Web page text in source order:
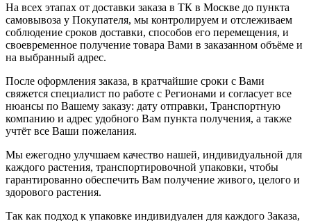
На всех этапах от доставки заказа в ТК в Москве до пункта
самовывоза у Покупателя, мы контролируем и отслеживаем
соблюдение сроков доставки, способов его перемещения, и
своевременное получение товара Вами в заказанном объёме и
на выбранный адрес.
После оформления заказа, в кратчайшие сроки с Вами
свяжется специалист по работе с Регионами и согласует все
нюансы по Вашему заказу: дату отправки, Транспортную
компанию и адрес удобного Вам пункта получения, а также
учтёт все Ваши пожелания.
Мы ежегодно улучшаем качество нашей, индивидуальной для
каждого растения, транспортировочной упаковки, чтобы
гарантированно обеспечить Вам получение живого, целого и
здорового растения.
Так как подход к упаковке индивидуален для каждого Заказа,